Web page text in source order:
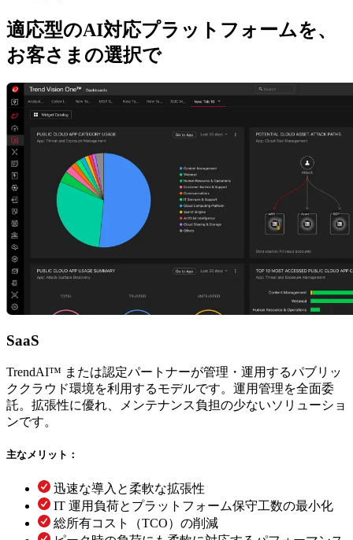
適応型のAI対応プラットフォームを、
お客さまの選択で
SaaS
TrendAI™ または認定パートナーが管理・運用するパブリッ
ククラウド環境を利用するモデルです。運用管理を全面委
託。拡張性に優れ、メンテナンス負担の少ないソリューショ
ンです。
主なメリット：
迅速な導入と柔軟な拡張性
IT 運用負荷とプラットフォーム保守工数の最小化
総所有コスト（TCO）の削減